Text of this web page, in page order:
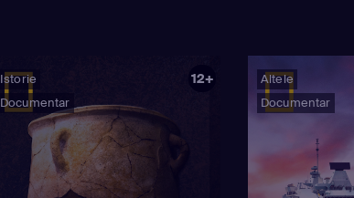
Istorie
Documentar
12+
Altele
Documentar